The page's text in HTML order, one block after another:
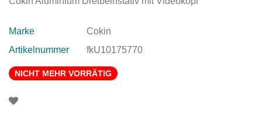
Marke
Cokin
Artikelnummer
fkU10175770
NICHT MEHR VORRÄTIG